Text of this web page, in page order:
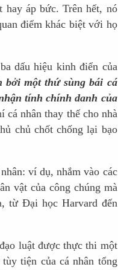
hay áp bức. Trên hết, nó
điểm khác biệt với họ
dấu hiệu kinh điển của
bởi một thứ sùng bái cá
tính chính danh của
cá nhân thay thế cho nhà
chủ chốt chống lại bạo
ví dụ, nhắm vào các
vật của công chúng mà
từ Đại học Harvard đến
luật được thực thi một
tiện của cá nhân tổng